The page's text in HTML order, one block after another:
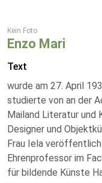
Kein Foto
Enzo Mari
Text
wurde am 27. April
studierte von an der
Mailand Literatur und
Designer und
Frau Iela
Ehrenprofessor im
für bildende Künste